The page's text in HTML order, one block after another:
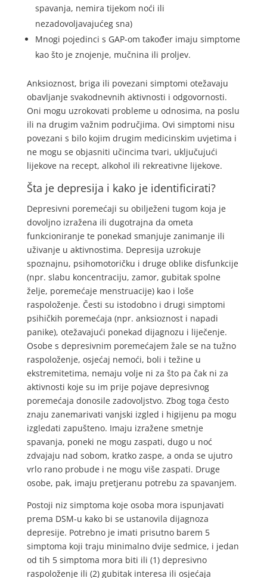
spavanja, nemira tijekom noći ili
nezadovoljavajućeg sna)
Mnogi pojedinci s GAP-om također imaju simptome
kao što je znojenje, mučnina ili proljev.
Anksioznost, briga ili povezani simptomi otežavaju
obavljanje svakodnevnih aktivnosti i odgovornosti.
Oni mogu uzrokovati probleme u odnosima, na poslu
ili na drugim važnim područjima. Ovi simptomi nisu
povezani s bilo kojim drugim medicinskim uvjetima i
ne mogu se objasniti učincima tvari, uključujući
lijekove na recept, alkohol ili rekreativne lijekove.
Šta je depresija i kako je identificirati?
Depresivni poremećaji su obilježeni tugom koja je
dovoljno izražena ili dugotrajna da ometa
funkcioniranje te ponekad smanjuje zanimanje ili
uživanje u aktivnostima. Depresija uzrokuje
spoznajnu, psihomotoričku i druge oblike disfunkcije
(npr. slabu koncentraciju, zamor, gubitak spolne
želje, poremećaje menstruacije) kao i loše
raspoloženje. Česti su istodobno i drugi simptomi
psihičkih poremećaja (npr. anksioznost i napadi
panike), otežavajući ponekad dijagnozu i liječenje.
Osobe s depresivnim poremećajem žale se na tužno
raspoloženje, osjećaj nemoći, boli i težine u
ekstremitetima, nemaju volje ni za što pa čak ni za
aktivnosti koje su im prije pojave depresivnog
poremećaja donosile zadovoljstvo. Zbog toga često
znaju zanemarivati vanjski izgled i higijenu pa mogu
izgledati zapušteno. Imaju izražene smetnje
spavanja, poneki ne mogu zaspati, dugo u noć
zdvajaju nad sobom, kratko zaspe, a onda se ujutro
vrlo rano probude i ne mogu više zaspati. Druge
osobe, pak, imaju pretjeranu potrebu za spavanjem.
Postoji niz simptoma koje osoba mora ispunjavati
prema DSM-u kako bi se ustanovila dijagnoza
depresije. Potrebno je imati prisutno barem 5
simptoma koji traju minimalno dvije sedmice, i jedan
od tih 5 simptoma mora biti ili (1) depresivno
raspoloženje ili (2) gubitak interesa ili osjećaja